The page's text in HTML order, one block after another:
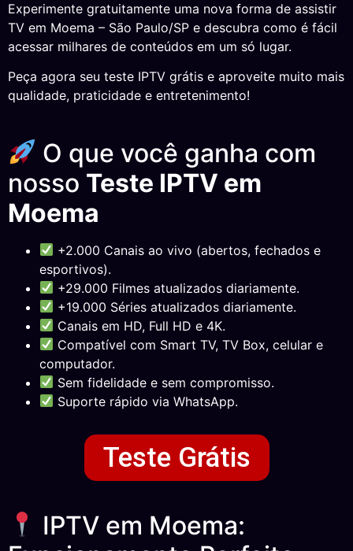
Experimente gratuitamente uma nova forma de assistir
TV em Moema – São Paulo/SP e descubra como é fácil
acessar milhares de conteúdos em um só lugar.
Peça agora seu teste IPTV grátis e aproveite muito mais
qualidade, praticidade e entretenimento!
O que você ganha com
nosso Teste IPTV em
Moema
+2.000 Canais ao vivo (abertos, fechados e
esportivos).
+29.000 Filmes atualizados diariamente.
+19.000 Séries atualizados diariamente.
Canais em HD, Full HD e 4K.
Compatível com Smart TV, TV Box, celular e
computador.
Sem fidelidade e sem compromisso.
Suporte rápido via WhatsApp.
Teste Grátis
IPTV em Moema: